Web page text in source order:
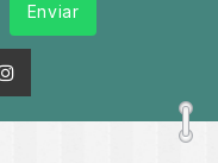
Enviar